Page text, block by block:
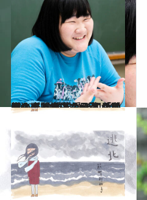
2022.6.21
ヨネダ2000・愛が初めて明かす！ 愛猫かぼすが呼び込んだ幸運な日々 「動物の専門学生から芸人の道へ」
カルチャー